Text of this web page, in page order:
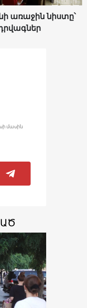
առաջին նիստը՝
մասին